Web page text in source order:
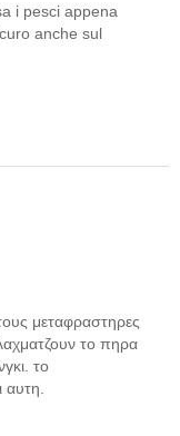
i pesci appena
anche sul
μεταφραστηρες
το πηρα
το